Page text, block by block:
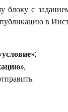
блоку с
в
условие»;
»;